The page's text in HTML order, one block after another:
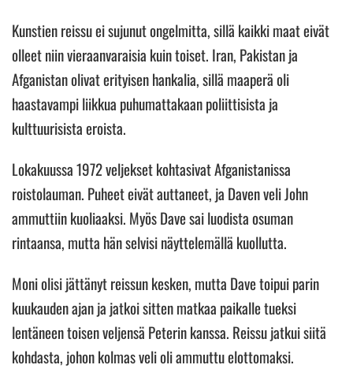
Kunstien reissu ei sujunut ongelmitta, sillä kaikki maat eivät
olleet niin vieraanvaraisia kuin toiset. Iran, Pakistan ja
Afganistan olivat erityisen hankalia, sillä maaperä oli
haastavampi liikkua puhumattakaan poliittisista ja
kulttuurisista eroista.
Lokakuussa 1972 veljekset kohtasivat Afganistanissa
roistolauman. Puheet eivät auttaneet, ja Daven veli John
ammuttiin kuoliaaksi. Myös Dave sai luodista osuman
rintaansa, mutta hän selvisi näyttelemällä kuollutta.
Moni olisi jättänyt reissun kesken, mutta Dave toipui parin
kuukauden ajan ja jatkoi sitten matkaa paikalle tueksi
lentäneen toisen veljensä Peterin kanssa. Reissu jatkui siitä
kohdasta, johon kolmas veli oli ammuttu elottomaksi.